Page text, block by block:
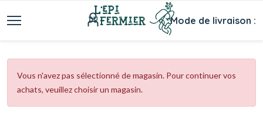
Mode de livraison :
Vous n'avez pas sélectionné de magasin. Pour continuer vos
achats, veuillez choisir un magasin.